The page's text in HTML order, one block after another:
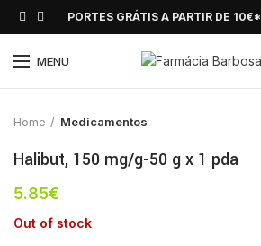
PORTES GRÁTIS A PARTIR DE 10€*
MENUClick to enlarge
Home Medicamentos
Halibut, 150 mg/g-50 g x 1 pda
5.85€
Out of stock